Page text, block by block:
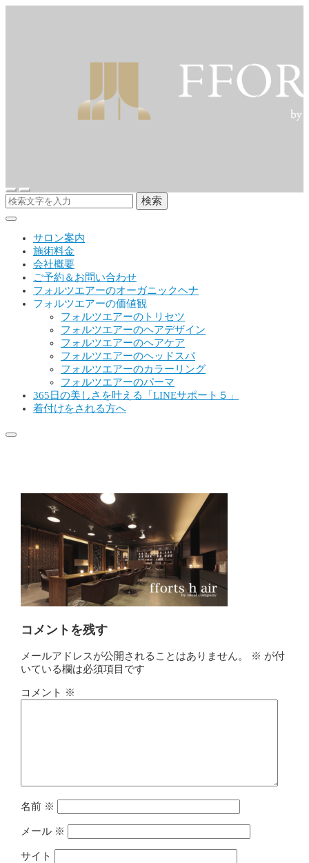
検索
サロン案内
施術料金
会社概要
ご予約＆お問い合わせ
フォルツエアーのオーガニックヘナ
フォルツエアーの価値観
フォルツエアーのトリセツ
フォルツエアーのヘアデザイン
フォルツエアーのヘアケア
フォルツエアーのヘッドスパ
フォルツエアーのカラーリング
フォルツエアーのパーマ
365日の美しさを叶える「LINEサポート５」
着付けをされる方へ
コメントを残す
メールアドレスが公開されることはありません。 ※ が付
いている欄は必須項目です
コメント ※
名前 ※
メール ※
サイト